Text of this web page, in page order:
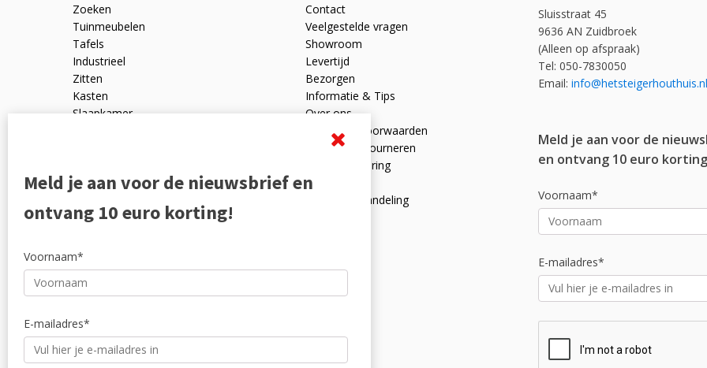
Zoeken
Tuinmeubelen
Tafels
Industrieel
Zitten
Kasten
Slaapkamer
Outlet
Contact
Veelgestelde vragen
Showroom
Levertijd
Bezorgen
Informatie & Tips
Over ons
Algemene voorwaarden
Ruilen en retourneren
Privacyverklaring
Reviewpolicy
Klachtenafhandeling
Sluisstraat 45
9636 AN Zuidbroek
(Alleen op afspraak)
Tel: 050-7830050
Email: info@hetsteigerhouthuis.nl
Meld je aan voor de
en ontvang 10 euro
Voornaam*
E-mailadres*
Meld je aan voor de nieuwsbrief en
ontvang 10 euro korting!
Voornaam*
E-mailadres*